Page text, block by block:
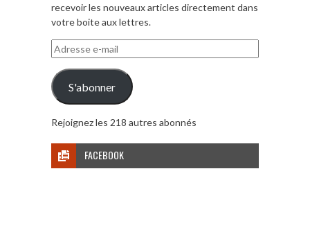
recevoir les nouveaux articles directement dans
votre boite aux lettres.
Adresse
e-
mail
S'abonner
Rejoignez les 218 autres abonnés
FACEBOOK